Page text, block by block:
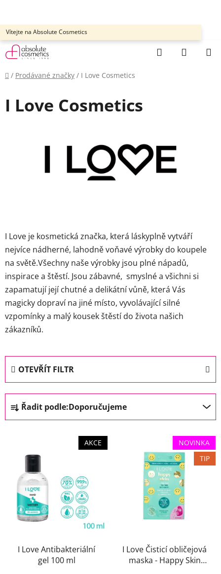
obsah
Vítejte na Absolute Cosmetics
Hledat
Domů
/ Prodávané značky / I Love Cosmetics
I Love Cosmetics
I Love je kosmetická značka, která láskyplně vytváří
nejvíce nádherné, lahodně voňavé výrobky do koupele
na světě.Všechny naše výrobky jsou plné nápadů,
inspirace a štěstí. Jsou zábavné, smyslné a všichni si
zapamatují její chutné a delikátní vůně, která Vás
magicky dopraví na jiné místo, vyvolávající silné
vzpomínky a malý kousek štěstí do života našich
zákazníků.
OTEVŘÍT FILTR
Ř
a
z
Řadit podle:Doporučujeme
AKCE
I Love Antibakteriální
gel 100 ml
NOVINKA
TIP
I Love Čisticí obličejová
maska - Happy Skin